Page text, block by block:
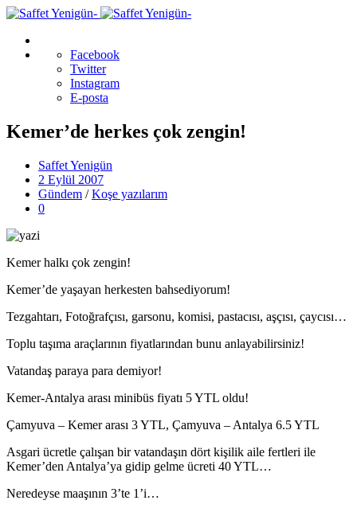
Facebook
Twitter
Instagram
E-posta
Kemer’de herkes çok zengin!
Saffet Yenigün
2 Eylül 2007
Gündem /Koşe yazılarım
0
Kemer halkı çok zengin!
Kemer’de yaşayan herkesten bahsediyorum!
Tezgahtarı, Fotoğrafçısı, garsonu, komisi, pastacısı, aşçısı, çaycısı…
Toplu taşıma araçlarının fiyatlarından bunu anlayabilirsiniz!
Vatandaş paraya para demiyor!
Kemer-Antalya arası minibüs fiyatı 5 YTL oldu!
Çamyuva – Kemer arası 3 YTL, Çamyuva – Antalya 6.5 YTL
Asgari ücretle çalışan bir vatandaşın dört kişilik aile fertleri ile
Kemer’den Antalya’ya gidip gelme ücreti 40 YTL…
Neredeyse maaşının 3’te 1’i…